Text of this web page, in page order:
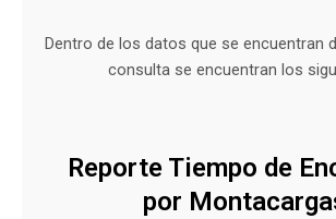
Dentro de los datos que se encuentran
consulta se encuentran los
Reporte Tiempo de
por